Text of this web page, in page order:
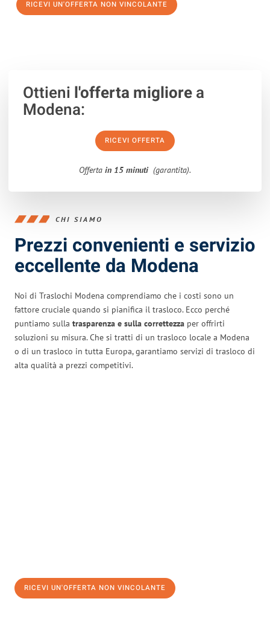
RICEVI UN'OFFERTA NON VINCOLANTE
Ottieni l'offerta migliorea
Modena:
RICEVI OFFERTA
Offerta in 15 minuti (garantita).
CHI SIAMO
Prezzi convenienti e servizio
eccellente da Modena
Noi di Traslochi Modena comprendiamo che i costi sono un
fattore cruciale quando si pianifica il trasloco. Ecco perché
puntiamo sulla trasparenza e sulla correttezza per offrirti
soluzioni su misura. Che si tratti di un trasloco locale a Modena
o di un trasloco in tutta Europa, garantiamo servizi di trasloco di
alta qualità a prezzi competitivi.
RICEVI UN'OFFERTA NON VINCOLANTE